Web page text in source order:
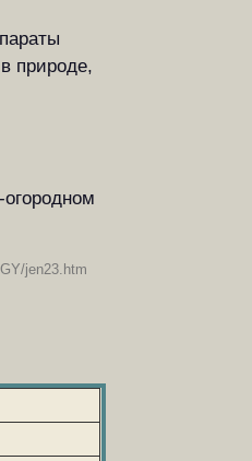
природе,
jen23.htm